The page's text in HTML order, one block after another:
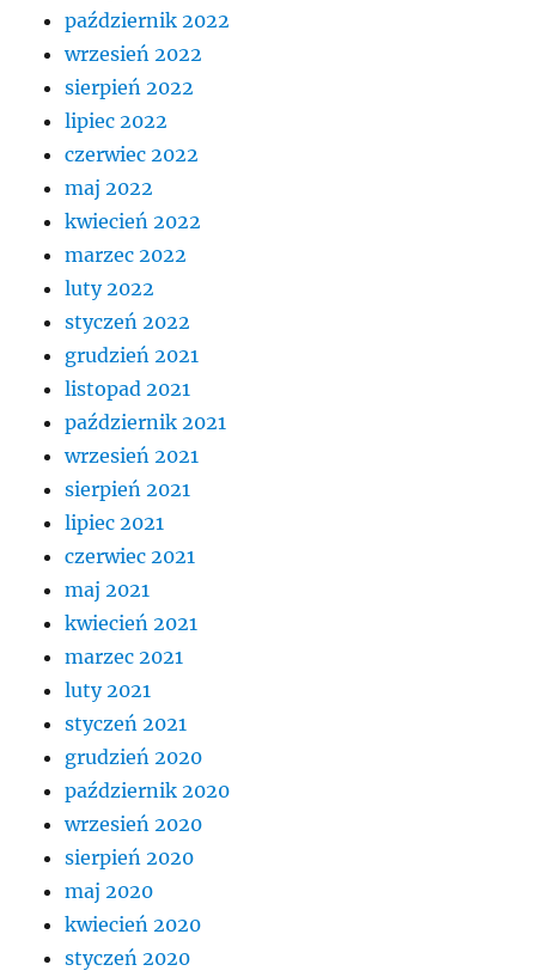
październik 2022
wrzesień 2022
sierpień 2022
lipiec 2022
czerwiec 2022
maj 2022
kwiecień 2022
marzec 2022
luty 2022
styczeń 2022
grudzień 2021
listopad 2021
październik 2021
wrzesień 2021
sierpień 2021
lipiec 2021
czerwiec 2021
maj 2021
kwiecień 2021
marzec 2021
luty 2021
styczeń 2021
grudzień 2020
październik 2020
wrzesień 2020
sierpień 2020
maj 2020
kwiecień 2020
styczeń 2020